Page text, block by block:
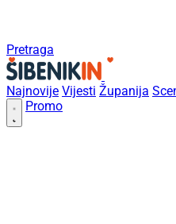
Pretraga
Najnovije Vijesti Županija
Promo